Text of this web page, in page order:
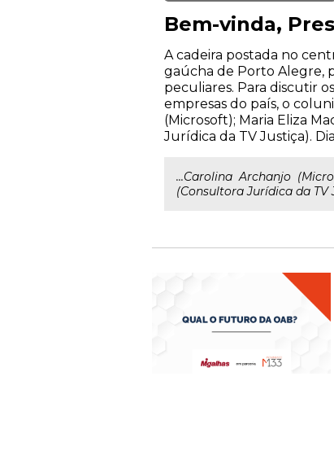
Bem-vinda,
A cadeira postada no
gaúcha de Porto Alegre,
peculiares. Para discutir
empresas do país, o
(Microsoft); Maria Eliza
Jurídica da TV Justiça). Dia
...Carolina Archanjo
(Consultora Jurídica da TV